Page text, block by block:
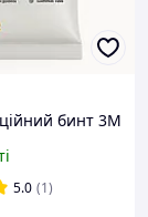
бинт 3M
5.0 (1)